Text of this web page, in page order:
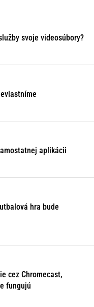
svoje videosúbory?
aplikácii
hra bude
cez Chromecast,
fungujú